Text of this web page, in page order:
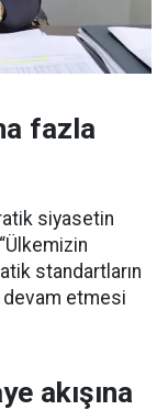
fazla
siyasetin
standartların
devam etmesi
akışına